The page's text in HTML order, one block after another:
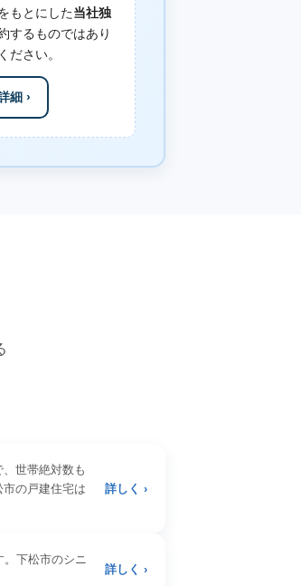
もとにした当社独
するものではあり
ださい。
細 ›
世帯絶対数も
の戸建住宅は
詳しく ›
。下松市のシニ
詳しく ›